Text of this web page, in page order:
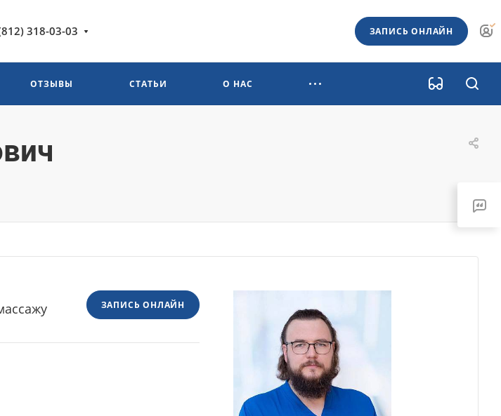
318-03-03 ЗАПИСЬ ОНЛАЙН
ОТЗЫВЫ СТАТЬИ О НАС
ЗАПИСЬ ОНЛАЙН